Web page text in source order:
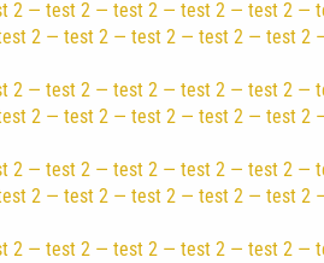
2 — test 2 — test 2 — test 2 — test 2
2 — test 2 — test 2 — test 2 — test
2 — test 2 — test 2 — test 2 — test 2
2 — test 2 — test 2 — test 2 — test
2 — test 2 — test 2 — test 2 — test 2
2 — test 2 — test 2 — test 2 — test
2 — test 2 — test 2 — test 2 — test 2